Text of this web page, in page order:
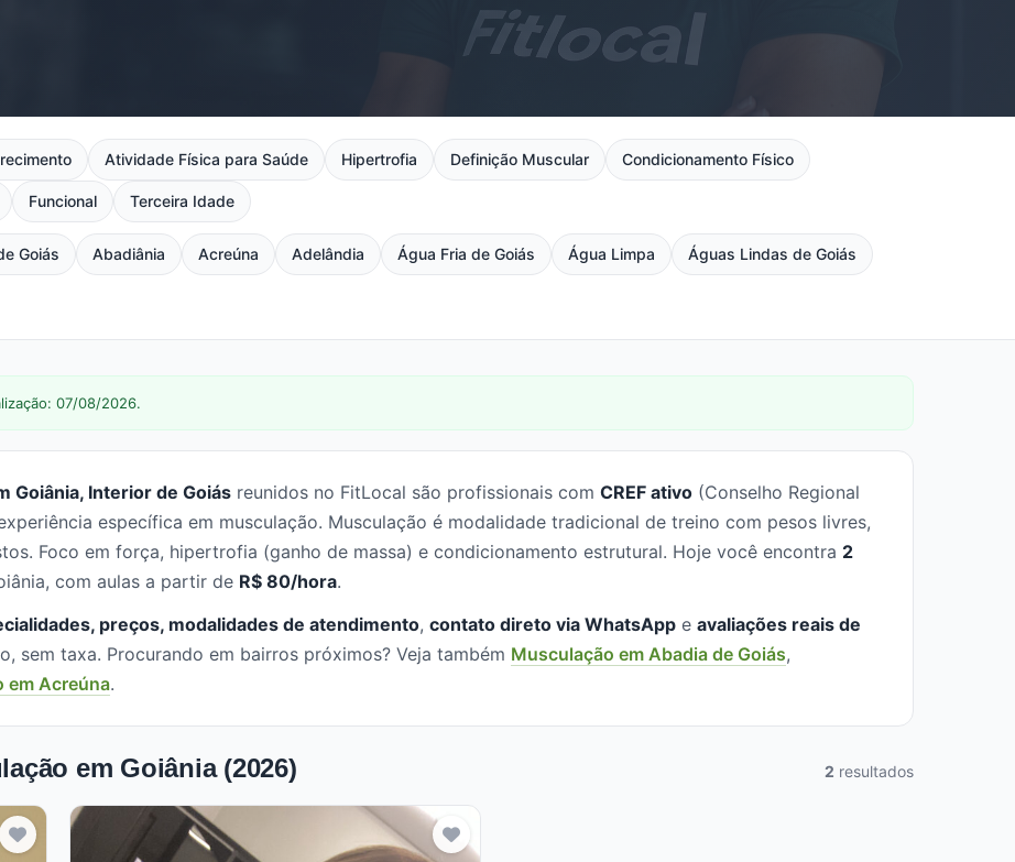
Atividade Física para Saúde Hipertrofia Definição Muscular Condicionamento Físico
Funcional Terceira Idade
Goiás Abadiânia Acreúna Adelândia Água Fria de Goiás Água Limpa Águas Lindas de Goiás
07/08/2026.
Goiânia, Interior de Goiás reunidos no FitLocal são profissionais com CREF ativo (Conselho Regional
específica em musculação. Musculação é modalidade tradicional de treino com pesos livres,
Foco em força, hipertrofia (ganho de massa) e condicionamento estrutural. Hoje você encontra 2
com aulas a partir de R$ 80/hora.
preços, modalidades de atendimento, contato direto via WhatsApp e avaliações reais de
sem taxa. Procurando em bairros próximos? Veja também Musculação em Abadia de Goiás,
em Acreúna.
em Goiânia (2026) 2 resultados